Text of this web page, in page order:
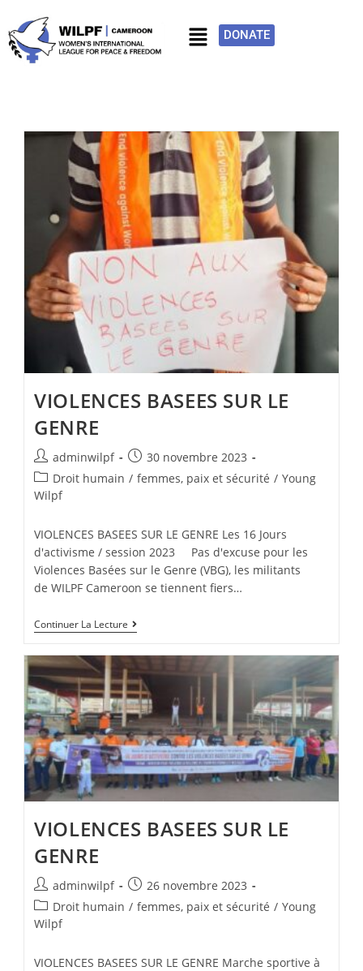
DONATE
VIOLENCES BASEES SUR LE
GENRE
adminwilpf
30 novembre 2023
Droit humain / femmes, paix et sécurité / Young
Wilpf
VIOLENCES BASEES SUR LE GENRE Les 16 Jours
d'activisme / session 2023 Pas d'excuse pour les
Violences Basées sur le Genre (VBG), les militants
de WILPF Cameroon se tiennent fiers…
Continuer La Lecture
VIOLENCES BASEES SUR LE
GENRE
adminwilpf
26 novembre 2023
Droit humain / femmes, paix et sécurité / Young
Wilpf
VIOLENCES BASEES SUR LE GENRE Marche sportive à